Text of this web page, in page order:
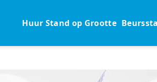
Huur Stand op Grootte